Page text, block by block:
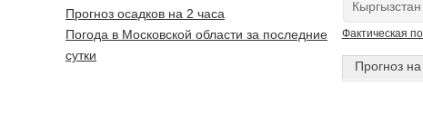
Фактическая
Прогноз
Прогноз осадков на 2 часа
Погода в Московской области за последние
сутки